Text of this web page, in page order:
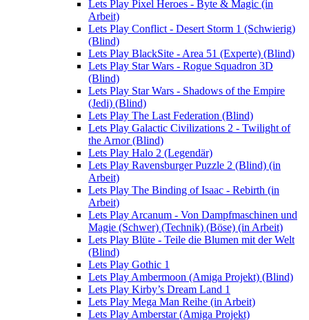
Lets Play Pixel Heroes - Byte & Magic (in
Arbeit)
Lets Play Conflict - Desert Storm 1 (Schwierig)
(Blind)
Lets Play BlackSite - Area 51 (Experte) (Blind)
Lets Play Star Wars - Rogue Squadron 3D
(Blind)
Lets Play Star Wars - Shadows of the Empire
(Jedi) (Blind)
Lets Play The Last Federation (Blind)
Lets Play Galactic Civilizations 2 - Twilight of
the Arnor (Blind)
Lets Play Halo 2 (Legendär)
Lets Play Ravensburger Puzzle 2 (Blind) (in
Arbeit)
Lets Play The Binding of Isaac - Rebirth (in
Arbeit)
Lets Play Arcanum - Von Dampfmaschinen und
Magie (Schwer) (Technik) (Böse) (in Arbeit)
Lets Play Blüte - Teile die Blumen mit der Welt
(Blind)
Lets Play Gothic 1
Lets Play Ambermoon (Amiga Projekt) (Blind)
Lets Play Kirby’s Dream Land 1
Lets Play Mega Man Reihe (in Arbeit)
Lets Play Amberstar (Amiga Projekt)